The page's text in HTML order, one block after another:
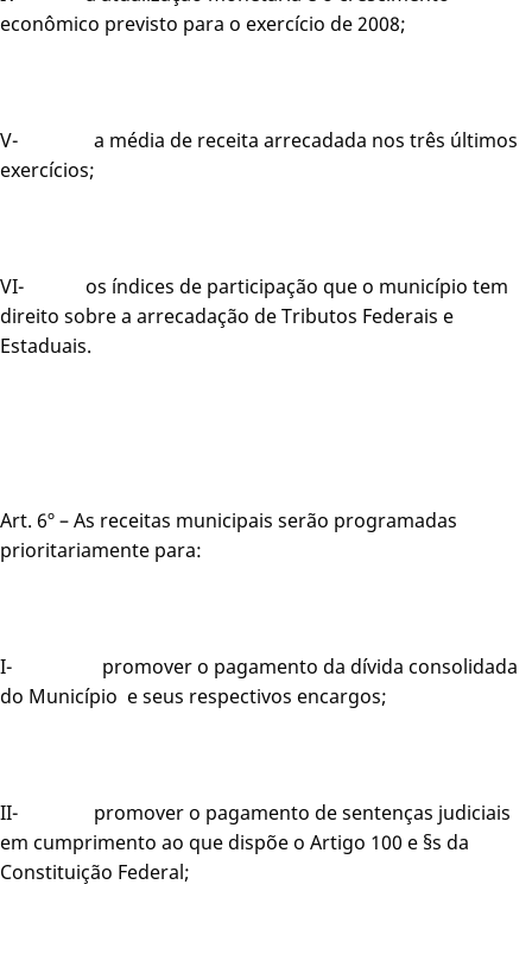
econômico previsto para o exercício de 2008;
V- a média de receita arrecadada nos três últimos
exercícios;
VI- os índices de participação que o município tem
direito sobre a arrecadação de Tributos Federais e
Estaduais.
Art. 6º – As receitas municipais serão programadas
prioritariamente para:
I- promover o pagamento da dívida consolidada
do Município e seus respectivos encargos;
II- promover o pagamento de sentenças judiciais
em cumprimento ao que dispõe o Artigo 100 e §s da
Constituição Federal;